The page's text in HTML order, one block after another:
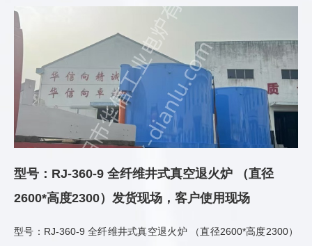
型号：RJ-360-9 全纤维井式真空退火炉 （直径
2600*高度2300）发货现场，客户使用现场
型号：RJ-360-9 全纤维井式真空退火炉 （直径2600*高度2300）